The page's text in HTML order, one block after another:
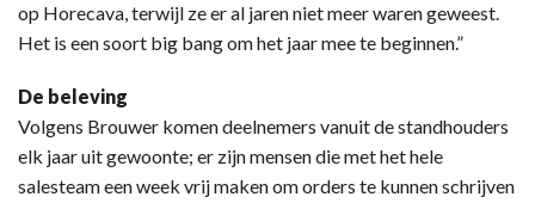
op Horecava, terwijl ze er al jaren niet meer waren geweest.
Het is een soort big bang om het jaar mee te beginnen.”
De beleving
Volgens Brouwer komen deelnemers vanuit de standhouders
elk jaar uit gewoonte; er zijn mensen die met het hele
salesteam een week vrij maken om orders te kunnen schrijven